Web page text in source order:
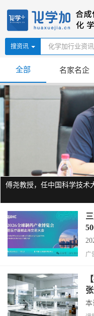
搜资讯
全部 名家名企
傅尧教授，任中国科学技术
将
广
本
子